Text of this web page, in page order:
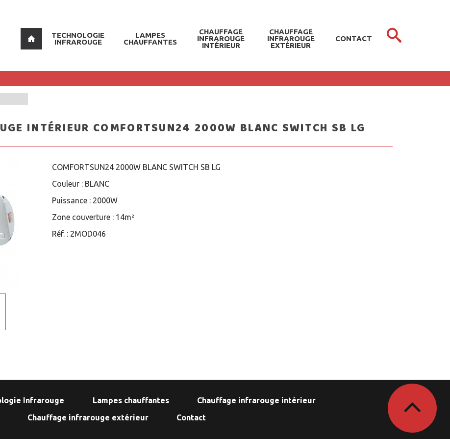
TECHNOLOGIE
INFRAROUGE
LAMPES
CHAUFFANTES
CHAUFFAGE
INFRAROUGE
INTÉRIEUR
CHAUFFAGE
INFRAROUGE
EXTÉRIEUR
CONTACT
INTÉRIEUR COMFORTSUN24 2000W BLANC SWITCH SB LG
COMFORTSUN24 2000W BLANC SWITCH SB LG
Couleur : BLANC
Puissance : 2000W
Zone couverture : 14m²
Réf. : 2MOD046
Infrarouge Lampes chauffantes
Chauffage infrarouge intérieur
Chauffage infrarouge extérieur
Contact